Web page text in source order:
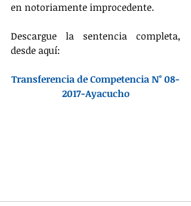
en notoriamente improcedente.
Descargue la sentencia completa,
desde aquí:
Transferencia de Competencia N° 08-
2017-Ayacucho